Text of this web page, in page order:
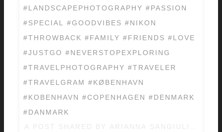
#LANDSCAPEPHOTOGRAPHY #PASSION
#SPECIAL #GOODVIBES #NIKON
#THROWBACK #FAMILY #FRIENDS #LOVE
#JUSTGO #NEVERSTOPEXPLORING
#TRAVELPHOTOGRAPHY #TRAVELER
#TRAVELGRAM #KØBENHAVN
#KOBENHAVN #COPENHAGEN #DENMARK
#DANMARK